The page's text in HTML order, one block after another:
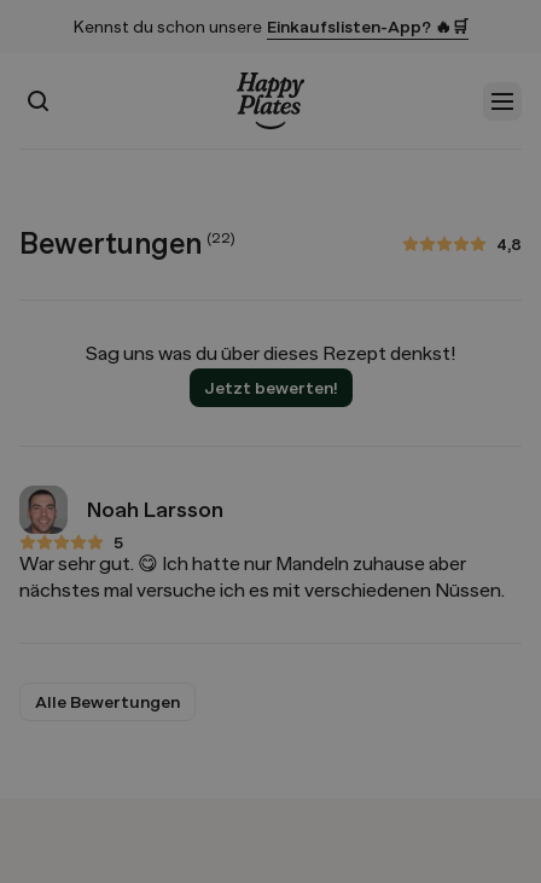
Kennst du schon unsere Einkaufslisten-App? 🔥🛒
Suchen
Bewertungen (22) 4,8
4,8 von 5 Sternen
Sag uns was du über dieses Rezept denkst!
Jetzt bewerten!
Noah Larsson
5
5 von 5 Sternen
War sehr gut. 😋 Ich hatte nur Mandeln zuhause aber
nächstes mal versuche ich es mit verschiedenen Nüssen.
Alle Bewertungen